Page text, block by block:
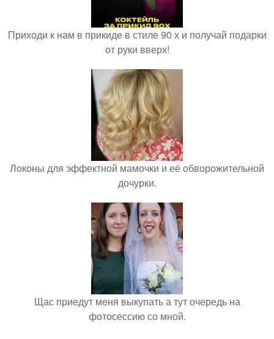
Приходи к нам в прикиде в стиле 90 х и получай подарки
от руки вверх!
Локоны для эффектной мамочки и её обворожительной
дочурки.
Щас приедут меня выкупать а тут очередь на
фотосессию со мной.